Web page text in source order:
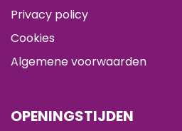
Privacy policy
Cookies
Algemene voorwaarden
OPENINGSTIJDEN